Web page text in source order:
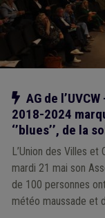
Notre action
AG de
2018-2024
‘’blues’’, de la
L’Union des Villes et
mardi 21 mai son
de 100 personnes
météo maussade et